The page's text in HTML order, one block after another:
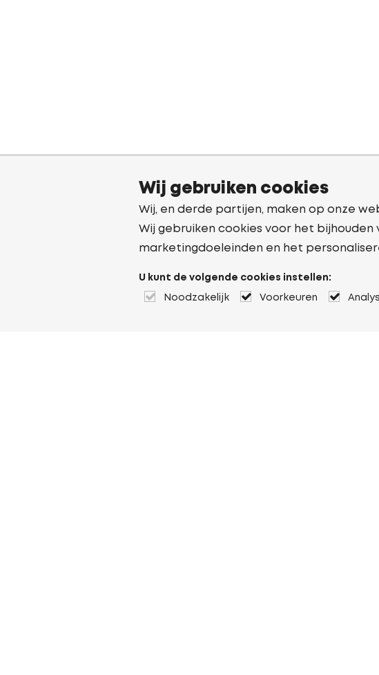
Wij gebruiken cookies
Wij, en derde partijen, maken op onze
Wij gebruiken cookies voor het
marketingdoeleinden en het
U kunt de volgende cookies instellen:
Noodzakelijk Voorkeuren